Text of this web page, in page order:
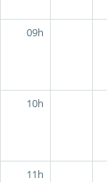
09h
10h
11h